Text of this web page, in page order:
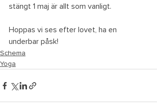
stängt 1 maj är allt som vanligt.
Hoppas vi ses efter lovet, ha en
underbar påsk!
Schema
Yoga